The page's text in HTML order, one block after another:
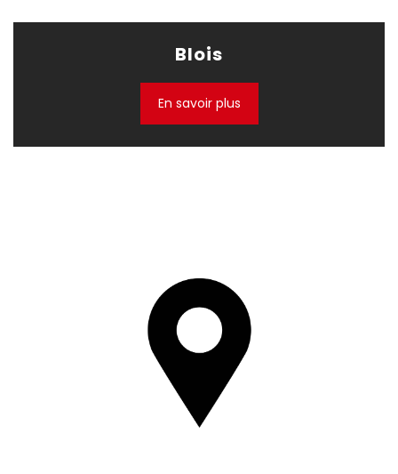
Blois
En savoir plus